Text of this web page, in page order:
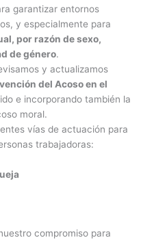
garantizar entornos
y especialmente para
por razón de sexo,
de género.
y actualizamos
del Acoso en el
e incorporando también la
moral.
vías de actuación para
trabajadoras:
compromiso para